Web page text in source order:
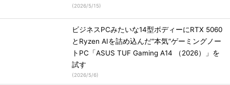
(2026/5/15)
ビジネスPCみたいな14型ボディーにRTX 5060
とRyzen AIを詰め込んだ“本気”ゲーミングノー
トPC「ASUS TUF Gaming A14 （2026）」を
試す
(2026/5/6)